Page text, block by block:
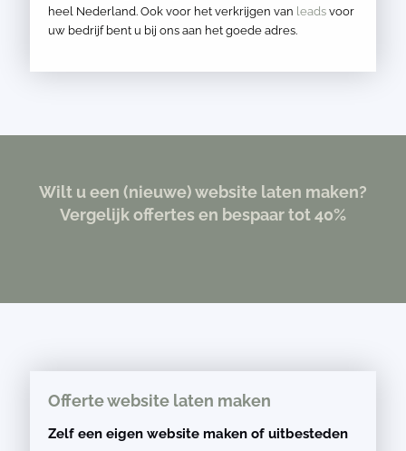
heel Nederland. Ook voor het verkrijgen van leads voor
uw bedrijf bent u bij ons aan het goede adres.
Wilt u een (nieuwe) website laten maken?
Vergelijk offertes en bespaar tot 40%
Offerte website laten maken
Zelf een eigen website maken of uitbesteden